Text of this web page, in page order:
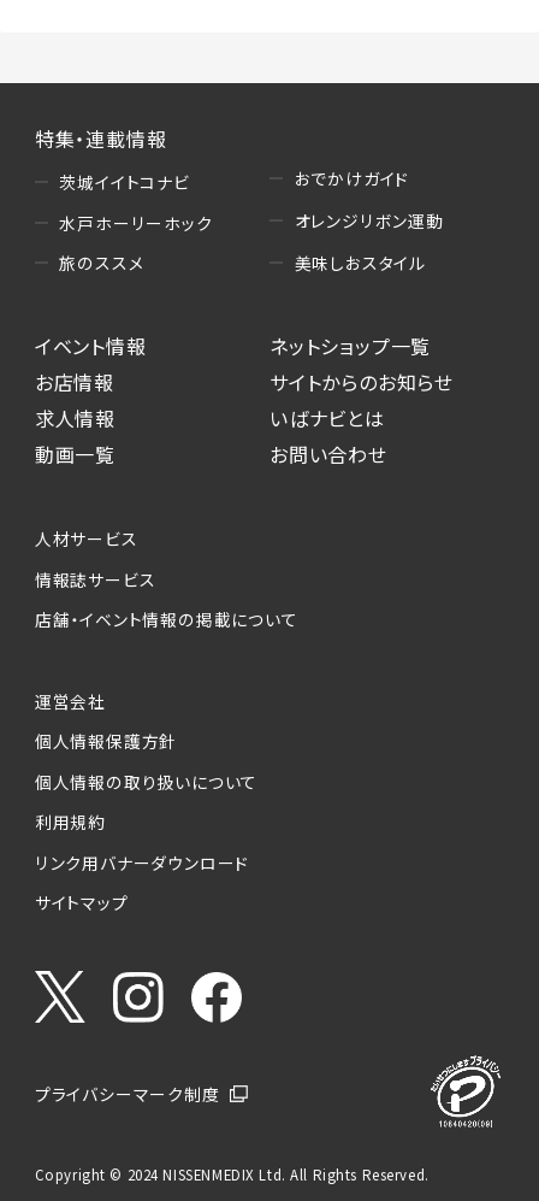
特集・連載情報
茨城イイトコナビ
水戸ホーリーホック
旅のススメ
おでかけガイド
オレンジリボン運動
美味しおスタイル
イベント情報
お店情報
求人情報
動画一覧
ネットショップ一覧
サイトからのお知らせ
いばナビとは
お問い合わせ
人材サービス
情報誌サービス
店舗・イベント情報の掲載について
運営会社
個人情報保護方針
個人情報の取り扱いについて
利用規約
リンク用バナーダウンロード
サイトマップ
プライバシーマーク制度
Copyright © 2024 NISSENMEDIX Ltd. All Rights Reserved.